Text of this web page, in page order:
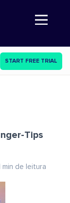
Abre a navegação
START FREE TRIAL
Tips
min de leitura